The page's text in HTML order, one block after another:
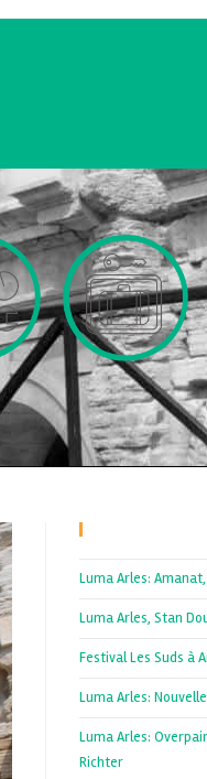
Luma Arles:
Luma Arles, Stan
Festival Les Suds à
Luma Arles:
Luma Arles:
Richter